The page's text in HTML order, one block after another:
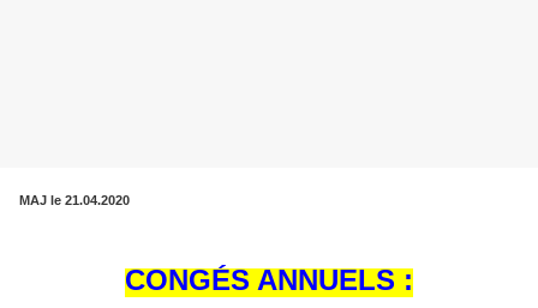
MAJ le 21.04.2020
CONGÉS ANNUELS :